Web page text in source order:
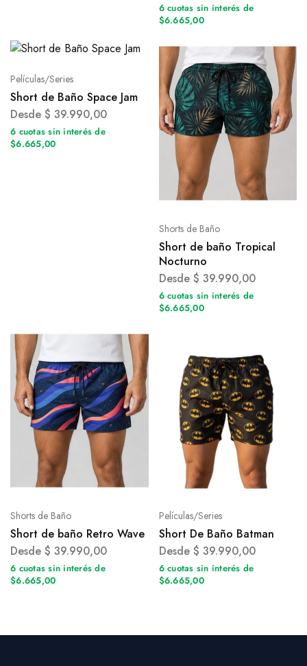
6 cuotas sin interés de
$6.665,00
Películas/Series
Short de Baño Space Jam
Desde $ 39.990,00
6 cuotas sin interés de
$6.665,00
Shorts de Baño
Short de baño Tropical
Nocturno
Desde $ 39.990,00
6 cuotas sin interés de
$6.665,00
Shorts de Baño
Short de baño Retro Wave
Desde $ 39.990,00
6 cuotas sin interés de
$6.665,00
Películas/Series
Short De Baño Batman
Desde $ 39.990,00
6 cuotas sin interés de
$6.665,00